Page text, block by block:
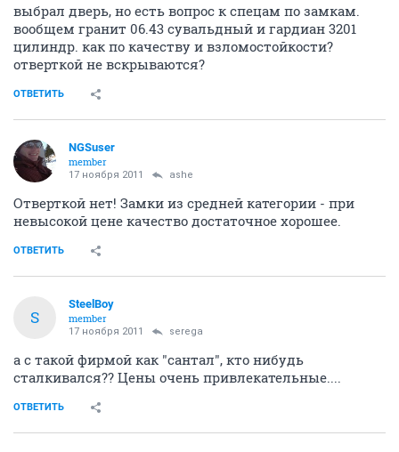
выбрал дверь, но есть вопрос к спецам по замкам.
вообщем гранит 06.43 сувальдный и гардиан 3201
цилиндр. как по качеству и взломостойкости?
отверткой не вскрываются?
ОТВЕТИТЬ
NGSuser
member
17 ноября 2011 ashe
Отверткой нет! Замки из средней категории - при
невысокой цене качество достаточное хорошее.
ОТВЕТИТЬ
S
SteelBoy
member
17 ноября 2011 serega
а с такой фирмой как "сантал", кто нибудь
сталкивался?? Цены очень привлекательные....
ОТВЕТИТЬ